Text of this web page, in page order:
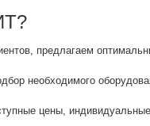
предлагаем
необходимого
цены,